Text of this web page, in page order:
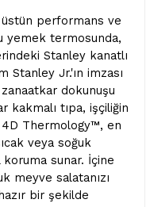
performans ve
yemek termosunda,
Stanley kanatlı
Stanley Jr.'ın imzası
dokunuşu
kakmalı tıpa, işçiliğin
4D Thermology™, en
veya soğuk
sunar. İçine
meyve salatanızı
bir şekilde